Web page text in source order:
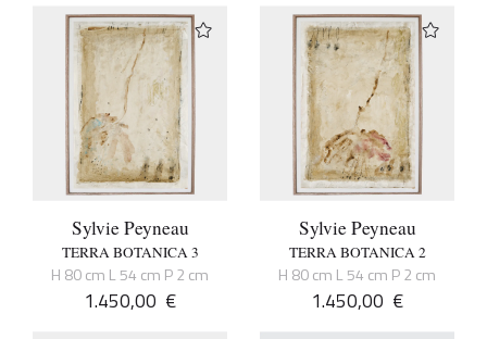
Sylvie Peyneau
TERRA BOTANICA 3
H 80 cm L 54 cm P 2 cm
1.450,00 €
Sylvie Peyneau
TERRA BOTANICA 2
H 80 cm L 54 cm P 2 cm
1.450,00 €